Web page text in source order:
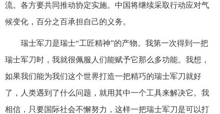
流。各方要共同推动协定实施。中国将继续采取行动应对气
候变化，百分之百承担自己的义务。
瑞士军刀是瑞士“工匠精神”的产物。我第一次得到一把
瑞士军刀时，我就很佩服人们能赋予它那么多功能。我想，
如果我们能为我们这个世界打造一把精巧的瑞士军刀就好
了，人类遇到了什么问题，就用其中一个工具来解决它。我
相信，只要国际社会不懈努力，这样一把瑞士军刀是可以打